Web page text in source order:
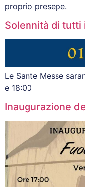
proprio presepe.
Solennità di tutti
Le Sante Messe
e 18:00
Inaugurazione